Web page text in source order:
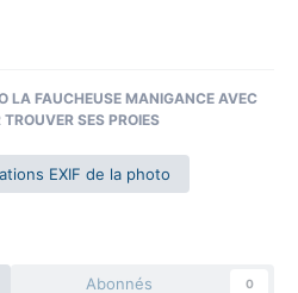
LA FAUCHEUSE MANIGANCE AVEC
SES PROIES
EXIF de la photo
Abonnés 0